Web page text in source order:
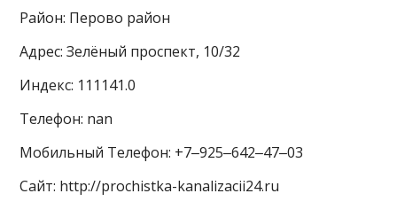
Район: Перово район
Адрес: Зелёный проспект, 10/32
Индекс: 111141.0
Телефон: nan
Мобильный Телефон: +7‒925‒642‒47‒03
Сайт: http://prochistka-kanalizacii24.ru